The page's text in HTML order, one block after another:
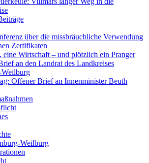
über die missbräuchliche Verwendung
Zertifikaten
Wirtschaft – und plötzlich ein Pranger
an den Landrat des Landkreises
Offener Brief an Innenminister Beuth
Weilburg